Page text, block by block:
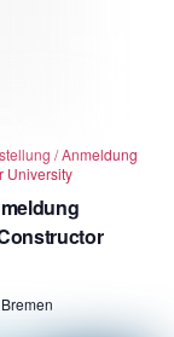
/ Anmeldung
University